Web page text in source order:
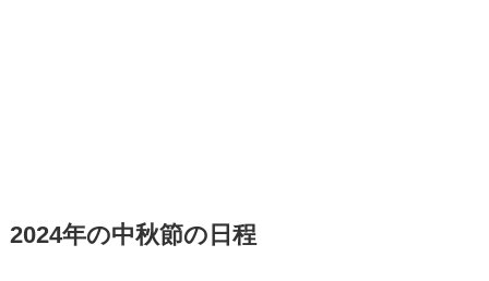
2024年の中秋節の日程